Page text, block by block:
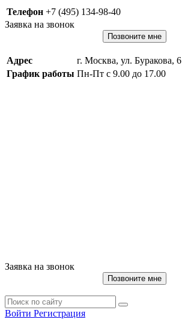
Телефон +7 (495) 134-98-40
Заявка на звонок
Позвоните мне
Адрес
г. Москва, ул. Буракова, 6
График работы Пн-Пт с 9.00 до 17.00
Заявка на звонок
Позвоните мне
Войти Регистрация